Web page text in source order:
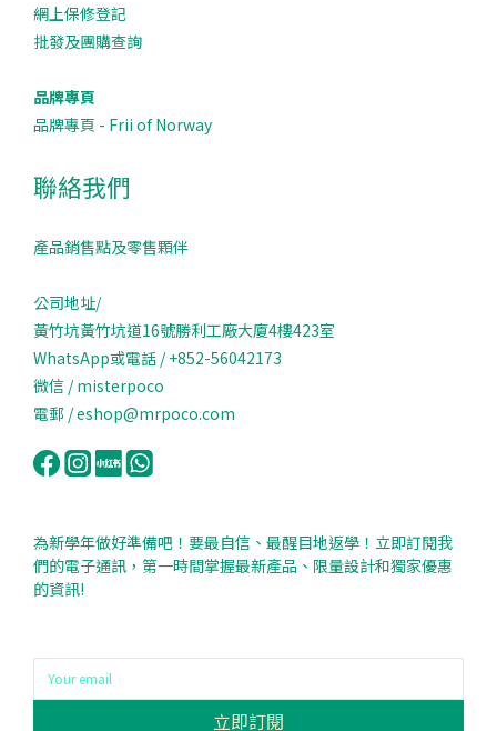
網上保修登記
批發及團購查詢
品牌專頁
品牌專頁 - Frii of Norway
聯絡我們
產品銷售點及零售顆伴
公司地址/
黃竹坑黃竹坑道16號勝利工廠大廈4樓423室
WhatsApp或電話 / +852-56042173
微信 / misterpoco
電郵 / eshop@mrpoco.com
為新學年做好準備吧！要最自信、最醒目地返學！立即訂閱我
們的電子通訊，第一時間掌握最新產品、限量設計和獨家優惠
的資訊!
立即訂閱